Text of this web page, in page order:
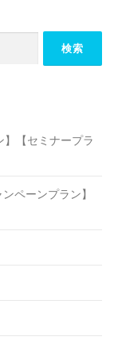
【セミナープラ
ペーンプラン】